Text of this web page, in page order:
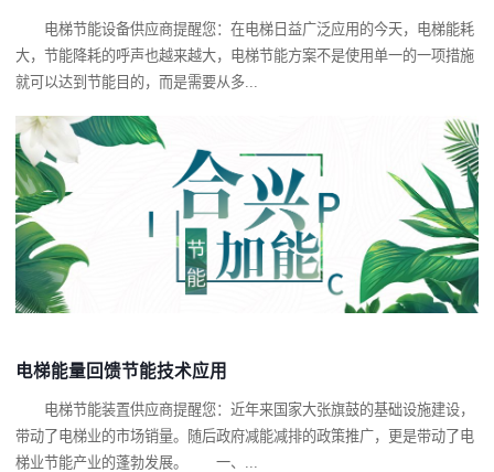
电梯节能设备供应商提醒您：在电梯日益广泛应用的今天，电梯能耗
大，节能降耗的呼声也越来越大，电梯节能方案不是使用单一的一项措施
就可以达到节能目的，而是需要从多...
电梯能量回馈节能技术应用
电梯节能装置供应商提醒您：近年来国家大张旗鼓的基础设施建设，
带动了电梯业的市场销量。随后政府减能减排的政策推广，更是带动了电
梯业节能产业的蓬勃发展。 一、...